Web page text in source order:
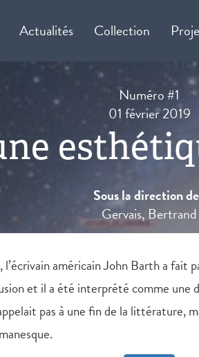
Actualités Collection
Numéro #1
01 février 2019
Sous la direction
Gervais, Bertrand
, l’écrivain américain John Barth a fait
et il a été interprété comme
pas à une fin de la littérature,